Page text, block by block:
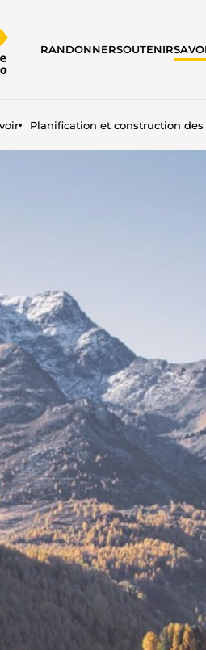
RANDONNERSOUTENIR
Planification et construction
DU RÉSEAU